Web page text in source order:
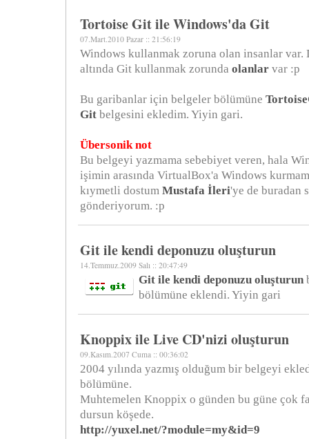
Tortoise Git ile Windows'da Git
07.Mart.2010 Pazar :: 21:56:19
Windows kullanmak zoruna olan insanlar var.
altında Git kullanmak zorunda olanlar var :p
Bu garibanlar için belgeler bölümüne
Git belgesini ekledim. Yiyin gari.
Übersonik not
Bu belgeyi yazmama sebebiyet veren, hala
işimin arasında VirtualBox'a Windows
kıymetli dostum Mustafa İleri'ye de buradan
gönderiyorum. :p
Git ile kendi deponuzu oluşturun
14.Temmuz.2009 Salı :: 20:47:49
Git ile kendi deponuzu oluşturun
bölümüne eklendi. Yiyin gari
Knoppix ile Live CD'nizi oluşturun
09.Kasım.2007 Cuma :: 00:36:02
2004 yılında yazmış olduğum bir belgeyi
bölümüne.
Muhtemelen Knoppix o günden bu güne çok
dursun köşede.
http://yuxel.net/?module=my&id=9